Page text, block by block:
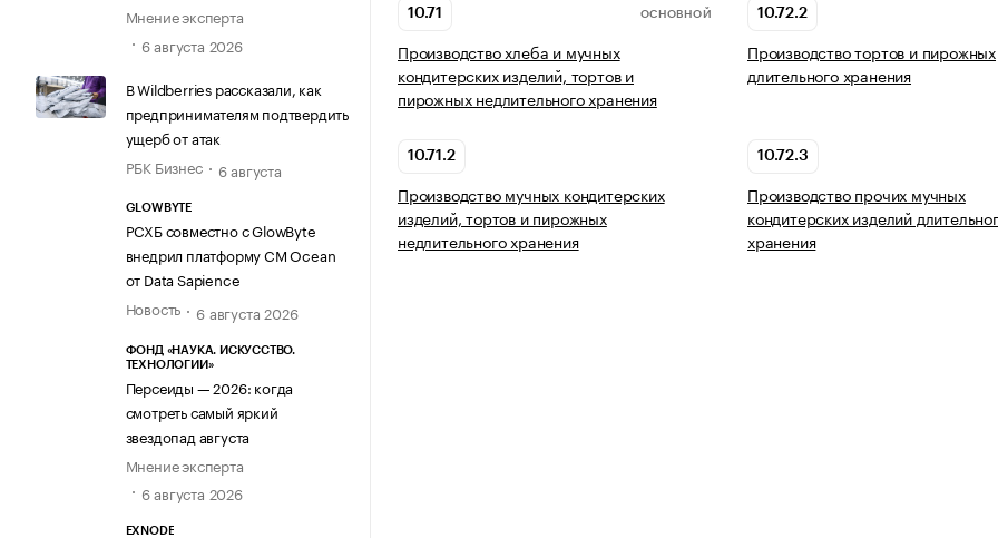
Мнение эксперта
6 августа 2026
В Wildberries рассказали, как
предпринимателям подтвердить
ущерб от атак
РБК Бизнес
6 августа
GLOWBYTE
РСХБ совместно с GlowByte
внедрил платформу CM Ocean
от Data Sapience
Новость
6 августа 2026
ФОНД «НАУКА. ИСКУССТВО.
ТЕХНОЛОГИИ»
Персеиды — 2026: когда
смотреть самый яркий
звездопад августа
Мнение эксперта
6 августа 2026
EXNODE
10.71 ОСНОВНОЙ
Производство хлеба и мучных
кондитерских изделий, тортов и
пирожных недлительного хранения
10.72.2
Производство тортов и пирожных
длительного хранения
10.71.2
Производство мучных кондитерских
изделий, тортов и пирожных
недлительного хранения
10.72.3
Производство прочих мучных
кондитерских изделий
хранения